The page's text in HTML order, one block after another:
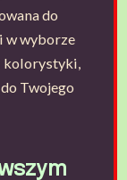
do
w wyborze
kolorystyki,
Twojego